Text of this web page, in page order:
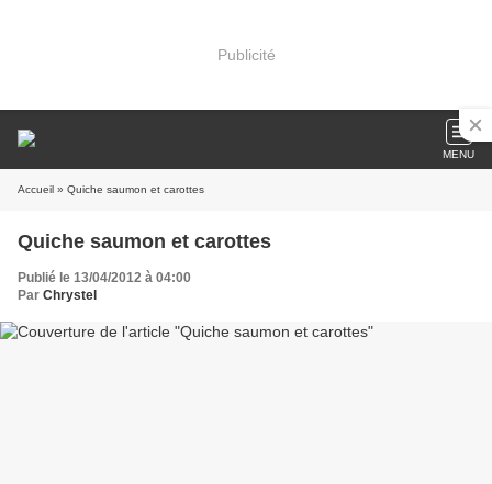
Publicité
MENU
Accueil » Quiche saumon et carottes
Quiche saumon et carottes
Publié le 13/04/2012 à 04:00
Par Chrystel